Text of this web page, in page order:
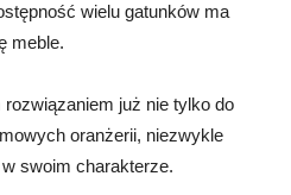
wielu gatunków ma
meble.
już nie tylko do
oranżerii, niezwykle
swoim charakterze.